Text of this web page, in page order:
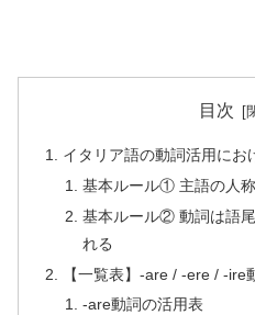
目次
イタリア語の動詞活用にお
基本ルール① 主語の人
基本ルール② 動詞は語
れる
【一覧表】-are / -ere / -ire
-are動詞の活用表